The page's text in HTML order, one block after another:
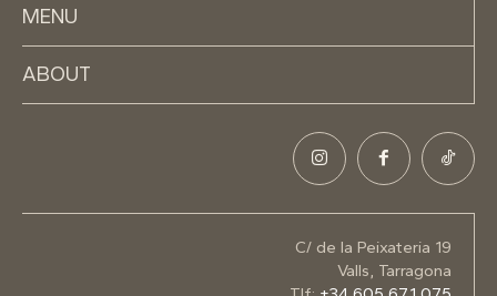
MENU
ABOUT
C/ de la Peixateria 19
Valls, Tarragona